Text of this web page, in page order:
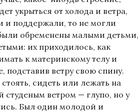
укрыться от холода и ветра,
и поддержали, то не могли
обременены малыми детьми,
их приходилось, как
к материнскому телу и
подставив ветру свою спину.
сидеть или лежать на
ветром — глупо, но у
Был один молодой и